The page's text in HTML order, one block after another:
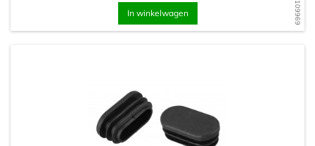
In winkelwagen